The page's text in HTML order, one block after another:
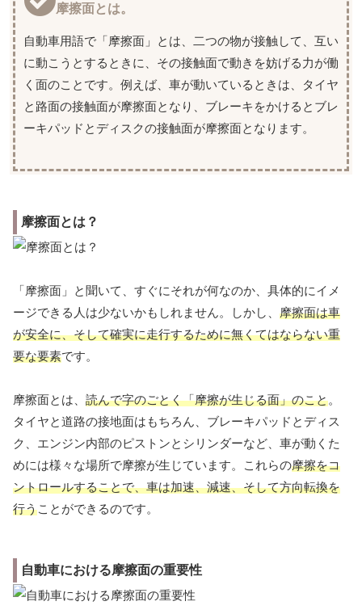
摩擦面とは。
自動車用語で「摩擦面」とは、二つの物が接触して、互い
に動こうとするときに、その接触面で動きを妨げる力が働
く面のことです。例えば、車が動いているときは、タイヤ
と路面の接触面が摩擦面となり、ブレーキをかけるとブレ
ーキパッドとディスクの接触面が摩擦面となります。
摩擦面とは？
「摩擦面」と聞いて、すぐにそれが何なのか、具体的にイメ
ージできる人は少ないかもしれません。しかし、 摩擦面は車
が安全に、そして確実に走行するために無くてはならない重
要な要素です。
摩擦面とは、 読んで字のごとく「摩擦が生じる面」のこと。
タイヤと道路の接地面はもちろん、ブレーキパッドとディス
ク、エンジン内部のピストンとシリンダーなど、車が動くた
めには様々な場所で摩擦が生じています。これらの摩擦をコ
ントロールすることで、車は加速、減速、そして方向転換を
行うことができるのです。
自動車における摩擦面の重要性